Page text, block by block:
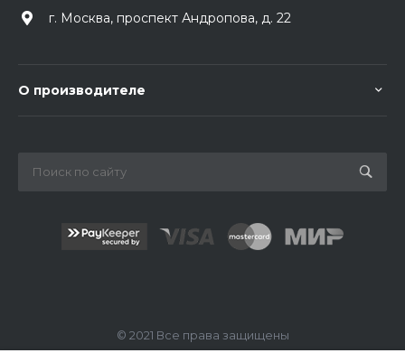
г. Москва, проспект Андропова, д. 22
О производителе
© 2021 Все права защищены